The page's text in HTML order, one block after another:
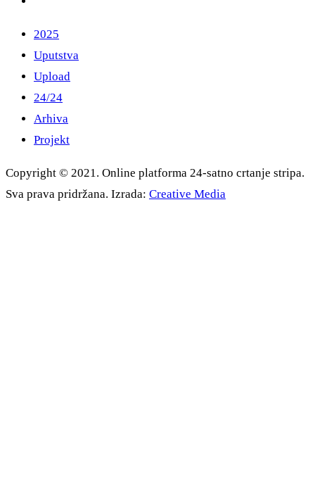
2025
Uputstva
Upload
24/24
Arhiva
Projekt
Copyright © 2021. Online platforma 24-satno crtanje stripa.
Sva prava pridržana. Izrada: Creative Media